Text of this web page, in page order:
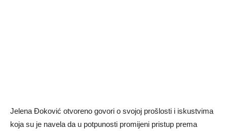
Jelena Đoković otvoreno govori o svojoj prošlosti i iskustvima
koja su je navela da u potpunosti promijeni pristup prema